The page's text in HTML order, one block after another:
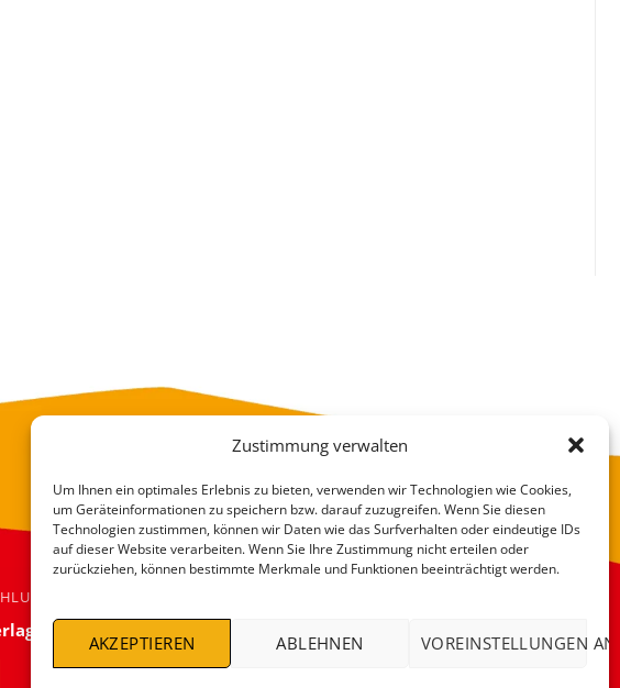
Zustimmung verwalten
Um Ihnen ein optimales Erlebnis zu bieten, verwenden wir Technologien wie Cookies,
um Geräteinformationen zu speichern bzw. darauf zuzugreifen. Wenn Sie diesen
Technologien zustimmen, können wir Daten wie das Surfverhalten oder eindeutige IDs
auf dieser Website verarbeiten. Wenn Sie Ihre Zustimmung nicht erteilen oder
zurückziehen, können bestimmte Merkmale und Funktionen beeinträchtigt werden.
AKZEPTIEREN ABLEHNEN VOREINSTELLUNGEN